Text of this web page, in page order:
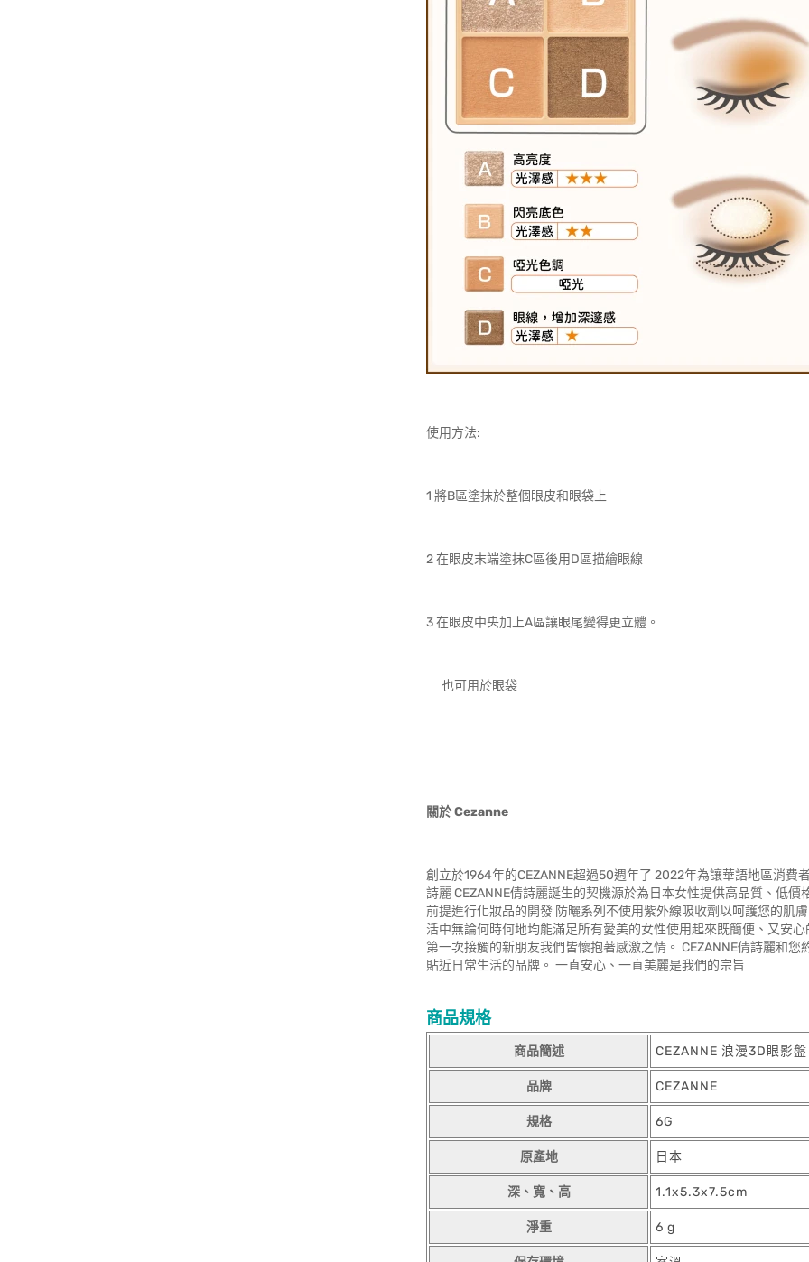
使用方法:
1 將B區塗抹於整個眼皮和眼袋上
2 在眼皮末端塗抹C區後用D區描繪眼線
3 在眼皮中央加上A區讓眼尾變得更立體。
也可用於眼袋
關於Cezanne
創立於1964年的CEZANNE超過50週年了 2022年為讓華語地區消費
詩麗 CEZANNE倩詩麗誕生的契機源於為日本女性提供高品質、低
前提進行化妝品的開發 防曬系列不使用紫外線吸收劑以呵護您的肌
活中無論何時何地均能滿足所有愛美的女性使用起來既簡便、又安
第一次接觸的新朋友我們皆懷抱著感激之情。 CEZANNE倩詩麗和
貼近日常生活的品牌。 一直安心、一直美麗是我們的宗旨
商品規格
商品簡述 CEZANNE 浪漫3D眼影
品牌 CEZANNE
規格 6G
原產地 日本
深、寬、高 1.1x5.3x7.5cm
淨重 6 g